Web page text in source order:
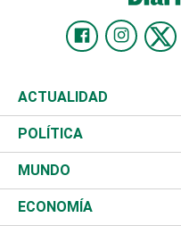
ACTUALIDAD
Nacional
Ciudad
Educación
POLÍTICA
Partidos
JCE
MUNDO
Estados Unidos
ECONOMÍA